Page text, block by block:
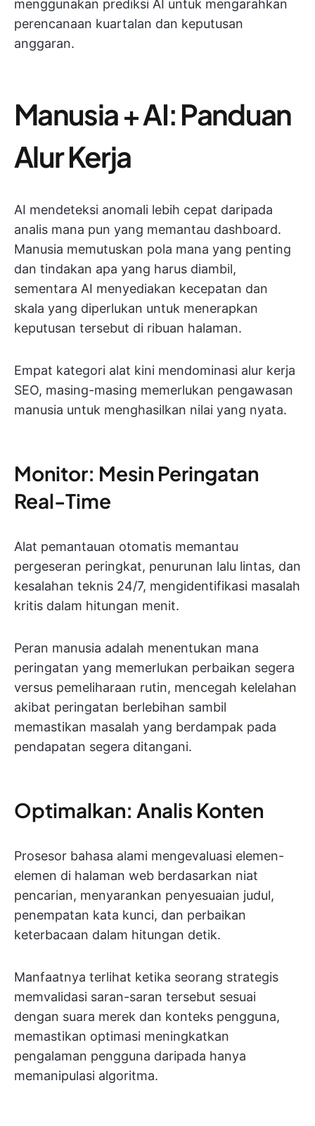
menggunakan prediksi AI untuk mengarahkan
perencanaan kuartalan dan keputusan
anggaran.
Manusia + AI: Panduan
Alur Kerja
AI mendeteksi anomali lebih cepat daripada
analis mana pun yang memantau dashboard.
Manusia memutuskan pola mana yang penting
dan tindakan apa yang harus diambil,
sementara AI menyediakan kecepatan dan
skala yang diperlukan untuk menerapkan
keputusan tersebut di ribuan halaman.
Empat kategori alat kini mendominasi alur kerja
SEO, masing-masing memerlukan pengawasan
manusia untuk menghasilkan nilai yang nyata.
Monitor: Mesin Peringatan
Real-Time
Alat pemantauan otomatis memantau
pergeseran peringkat, penurunan lalu lintas, dan
kesalahan teknis 24/7, mengidentifikasi masalah
kritis dalam hitungan menit.
Peran manusia adalah menentukan mana
peringatan yang memerlukan perbaikan segera
versus pemeliharaan rutin, mencegah kelelahan
akibat peringatan berlebihan sambil
memastikan masalah yang berdampak pada
pendapatan segera ditangani.
Optimalkan: Analis Konten
Prosesor bahasa alami mengevaluasi elemen-
elemen di halaman web berdasarkan niat
pencarian, menyarankan penyesuaian judul,
penempatan kata kunci, dan perbaikan
keterbacaan dalam hitungan detik.
Manfaatnya terlihat ketika seorang strategis
memvalidasi saran-saran tersebut sesuai
dengan suara merek dan konteks pengguna,
memastikan optimasi meningkatkan
pengalaman pengguna daripada hanya
memanipulasi algoritma.